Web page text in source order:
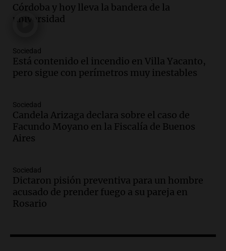
Panorama Federal
Episodios
causan daños
Panorama Federal
Episodios
dólares para infraestructura a través del
Proyecto Vicuña de minería
Noticias
Episodios
Yacanto
Ahora país
Episodios
la ley de tierras
Córdoba y hoy lleva la bandera de la
universidad
Sociedad
Está contenido el incendio en Villa Yacanto,
pero sigue con perímetros muy inestables
Sociedad
Candela Arizaga declara sobre el caso de
Facundo Moyano en la Fiscalía de Buenos
Aires
Sociedad
Dictaron pisión preventiva para un hombre
acusado de prender fuego a su pareja en
Rosario